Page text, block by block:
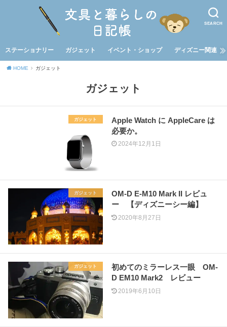
SEARCH
ステーショナリー ガジェット イベント・ショップ ディズニー関連
HOME ガジェット
ガジェット
ガジェット
Apple Watch に AppleCare は
必要か。
2024年12月1日
ガジェット
OM-D E-M10 Mark II レビュ
ー 【ディズニーシー編】
2020年8月27日
ガジェット
初めてのミラーレス一眼 OM-
D EM10 Mark2 レビュー
2019年6月10日